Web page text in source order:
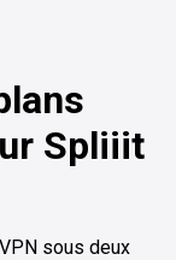
Spliiit
sous deux